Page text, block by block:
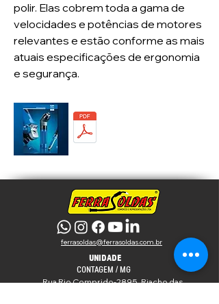
polir. Elas cobrem toda a gama de
velocidades e potências de motores
relevantes e estão conforme as mais
atuais especificações de ergonomia
e segurança.
ferrasoldas@ferrasoldas.com.br
CONTAGEM / MG
UNIDADE
Rua Rio Comprido-2895, Riacho das